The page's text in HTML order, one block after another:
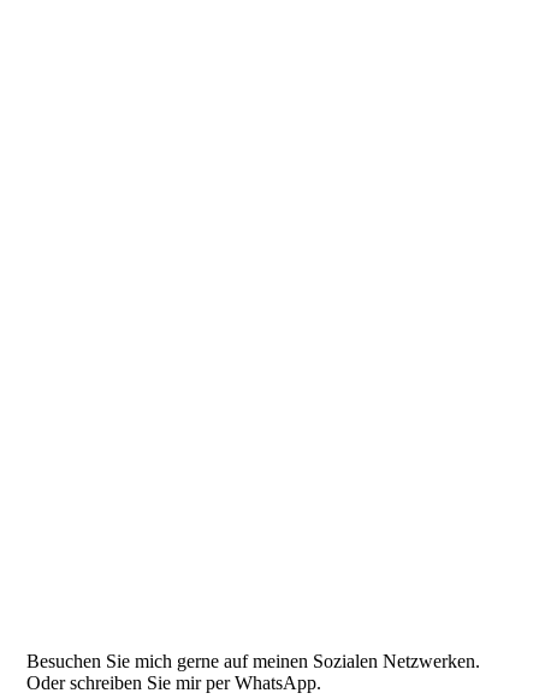
Besuchen Sie mich gerne auf meinen Sozialen Netzwerken.
Oder schreiben Sie mir per WhatsApp.